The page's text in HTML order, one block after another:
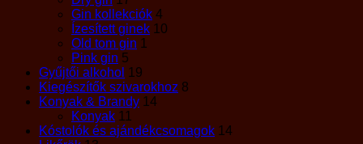
Gin kollekciók 4
Ízesített ginek 10
Old tom gin 1
Pink gin 5
Gyűjtői alkohol 19
Kiegészítők szivarokhoz 8
Konyak & Brandy 14
Konyak 11
Kóstolók és ajándékcsomagok 14